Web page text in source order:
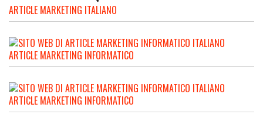
ARTICLE MARKETING ITALIANO
ARTICLE MARKETING INFORMATICO
ARTICLE MARKETING INFORMATICO